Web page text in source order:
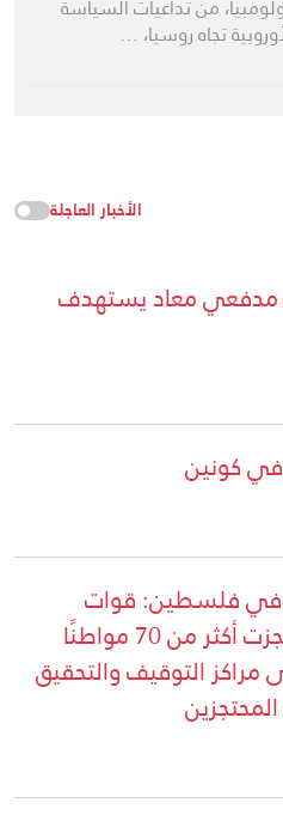
من تداعيات السياسة
تجاه روسيا، …
الأخبار العاجلة
مدفعي معاد يستهدف
في كونين
في فلسطين: قوات
الاحتلال اعتقلت واحتجزت أكثر من 70 مواطنًا
التوقيف والتحقيق